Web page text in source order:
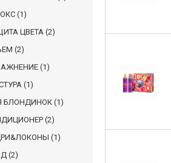
(1)
ЦВЕТА (2)
(2)
(1)
(1)
БЛОНДИНОК (1)
(2)
(1)
(2)